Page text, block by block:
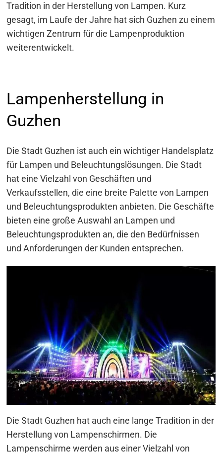
Tradition in der Herstellung von Lampen. Kurz
gesagt, im Laufe der Jahre hat sich Guzhen zu einem
wichtigen Zentrum für die Lampenproduktion
weiterentwickelt.
Lampenherstellung in
Guzhen
Die Stadt Guzhen ist auch ein wichtiger Handelsplatz
für Lampen und Beleuchtungslösungen. Die Stadt
hat eine Vielzahl von Geschäften und
Verkaufsstellen, die eine breite Palette von Lampen
und Beleuchtungsprodukten anbieten. Die Geschäfte
bieten eine große Auswahl an Lampen und
Beleuchtungsprodukten an, die den Bedürfnissen
und Anforderungen der Kunden entsprechen.
Die Stadt Guzhen hat auch eine lange Tradition in der
Herstellung von Lampenschirmen. Die
Lampenschirme werden aus einer Vielzahl von